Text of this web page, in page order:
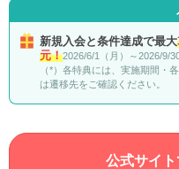
新規入会と条件達成で最大
元！2026/6/1（月）～2026/9/30
（*）各特典には、実施期間・
は遷移先をご確認ください。
公式サイ